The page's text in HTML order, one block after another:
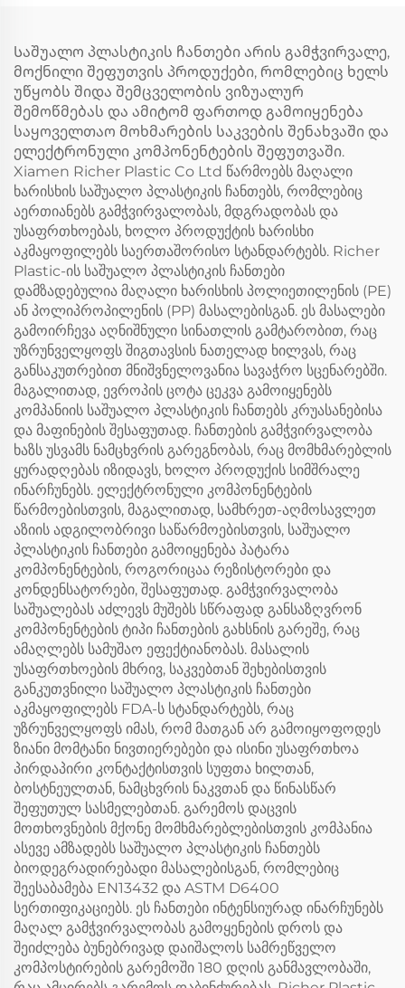
Საშუალო პლასტიკის ჩანთები არის გამჭვირვალე,
მოქნილი შეფუთვის პროდუქები, რომლებიც ხელს
უწყობს შიდა შემცველობის ვიზუალურ
შემოწმებას და ამიტომ ფართოდ გამოიყენება
საყოველთაო მოხმარების საკვების შენახვაში და
ელექტრონული კომპონენტების შეფუთვაში.
Xiamen Richer Plastic Co Ltd წარმოებს მაღალი
ხარისხის საშუალო პლასტიკის ჩანთებს, რომლებიც
აერთიანებს გამჭვირვალობას, მდგრადობას და
უსაფრთხოებას, ხოლო პროდუქტის ხარისხი
აკმაყოფილებს საერთაშორისო სტანდარტებს. Richer
Plastic-ის საშუალო პლასტიკის ჩანთები
დამზადებულია მაღალი ხარისხის პოლიეთილენის (PE)
ან პოლიპროპილენის (PP) მასალებისგან. ეს მასალები
გამოირჩევა აღნიშნული სინათლის გამტარობით, რაც
უზრუნველყოფს შიგთავსის ნათელად ხილვას, რაც
განსაკუთრებით მნიშვნელოვანია სავაჭრო სცენარებში.
მაგალითად, ევროპის ცოტა ცეკვა გამოიყენებს
კომპანიის საშუალო პლასტიკის ჩანთებს კრუასანებისა
და მაფინების შესაფუთად. ჩანთების გამჭვირვალობა
ხაზს უსვამს ნამცხვრის გარეგნობას, რაც მომხმარებლის
ყურადღებას იზიდავს, ხოლო პროდუქის სიმშრალე
ინარჩუნებს. ელექტრონული კომპონენტების
წარმოებისთვის, მაგალითად, სამხრეთ-აღმოსავლეთ
აზიის ადგილობრივი საწარმოებისთვის, საშუალო
პლასტიკის ჩანთები გამოიყენება პატარა
კომპონენტების, როგორიცაა რეზისტორები და
კონდენსატორები, შესაფუთად. გამჭვირვალობა
საშუალებას აძლევს მუშებს სწრაფად განსაზღვრონ
კომპონენტების ტიპი ჩანთების გახსნის გარეშე, რაც
ამაღლებს სამუშაო ეფექტიანობას. მასალის
უსაფრთხოების მხრივ, საკვებთან შეხებისთვის
განკუთვნილი საშუალო პლასტიკის ჩანთები
აკმაყოფილებს FDA-ს სტანდარტებს, რაც
უზრუნველყოფს იმას, რომ მათგან არ გამოიყოფოდეს
ზიანი მომტანი ნივთიერებები და ისინი უსაფრთხოა
პირდაპირი კონტაქტისთვის სუფთა ხილთან,
ბოსტნეულთან, ნამცხვრის ნაკვთან და წინასწარ
შეფუთულ სასმელებთან. გარემოს დაცვის
მოთხოვნების მქონე მომხმარებლებისთვის კომპანია
ასევე ამზადებს საშუალო პლასტიკის ჩანთებს
ბიოდეგრადირებადი მასალებისგან, რომლებიც
შეესაბამება EN13432 და ASTM D6400
სერთიფიკაციებს. ეს ჩანთები ინტენსიურად ინარჩუნებს
მაღალ გამჭვირვალობას გამოყენების დროს და
შეიძლება ბუნებრივად დაიშალოს სამრეწველო
კომპოსტირების გარემოში 180 დღის განმავლობაში,